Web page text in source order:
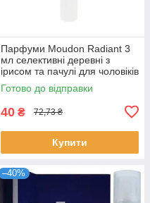
Парфуми Moudon Radiant 3
мл селективні деревні з
ірисом та пачулі для чоловіків
пробник відлив Мудон
Готово до відправки
40 ₴ 72,73 ₴
Купити
–40%